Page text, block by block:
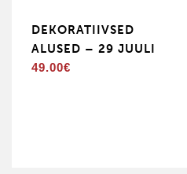
DEKORATIIVSED
ALUSED – 29 JUULI
49.00€